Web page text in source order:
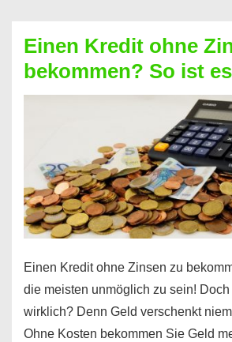
Festvertrag
für
jeden
erfahren
Sie
es
Einen Kredit ohne
bekommen? So ist
Einen Kredit ohne Zinsen zu
die meisten unmöglich zu sein!
wirklich? Denn Geld verschenkt
Ohne Kosten bekommen Sie Geld